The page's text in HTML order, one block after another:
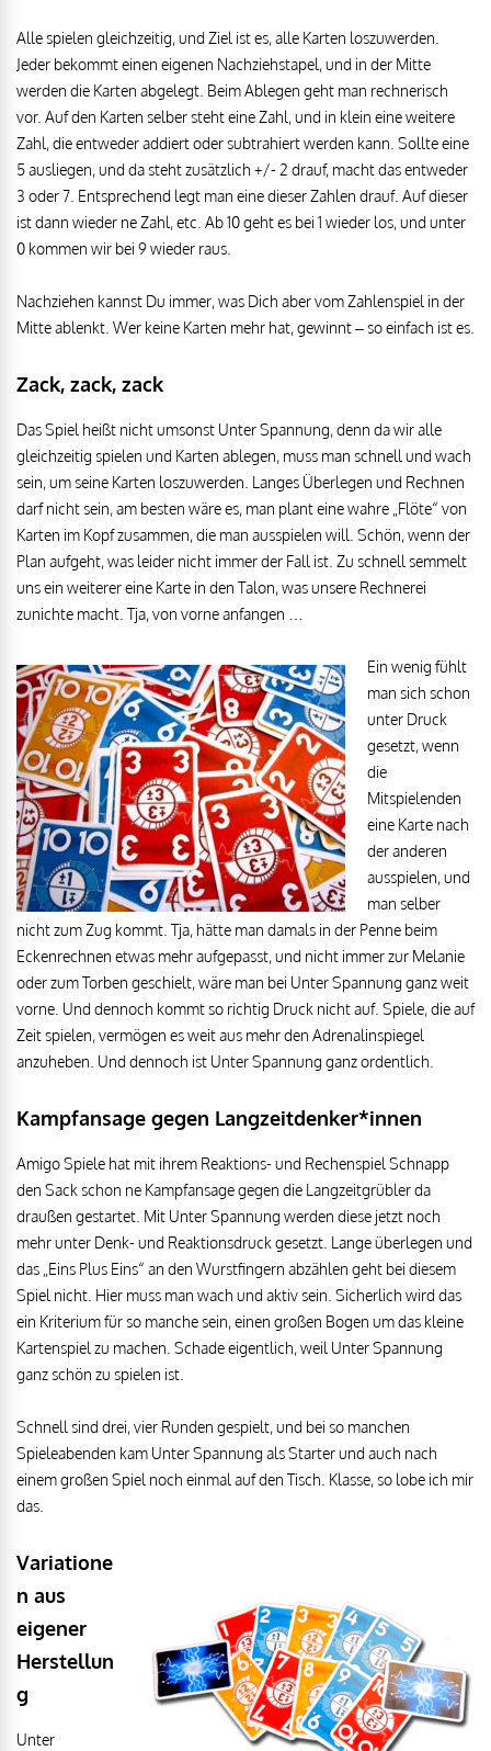
Alle spielen gleichzeitig, und Ziel ist es, alle Karten loszuwerden.
Jeder bekommt einen eigenen Nachziehstapel, und in der Mitte
werden die Karten abgelegt. Beim Ablegen geht man rechnerisch
vor. Auf den Karten selber steht eine Zahl, und in klein eine weitere
Zahl, die entweder addiert oder subtrahiert werden kann. Sollte eine
5 ausliegen, und da steht zusätzlich +/- 2 drauf, macht das entweder
3 oder 7. Entsprechend legt man eine dieser Zahlen drauf. Auf dieser
ist dann wieder ne Zahl, etc. Ab 10 geht es bei 1 wieder los, und unter
0 kommen wir bei 9 wieder raus.
Nachziehen kannst Du immer, was Dich aber vom Zahlenspiel in der
Mitte ablenkt. Wer keine Karten mehr hat, gewinnt – so einfach ist es.
Zack, zack, zack
Das Spiel heißt nicht umsonst Unter Spannung, denn da wir alle
gleichzeitig spielen und Karten ablegen, muss man schnell und wach
sein, um seine Karten loszuwerden. Langes Überlegen und Rechnen
darf nicht sein, am besten wäre es, man plant eine wahre „Flöte“ von
Karten im Kopf zusammen, die man ausspielen will. Schön, wenn der
Plan aufgeht, was leider nicht immer der Fall ist. Zu schnell semmelt
uns ein weiterer eine Karte in den Talon, was unsere Rechnerei
zunichte macht. Tja, von vorne anfangen …
Ein wenig fühlt
man sich schon
unter Druck
gesetzt, wenn
die
Mitspielenden
eine Karte nach
der anderen
ausspielen, und
man selber
nicht zum Zug kommt. Tja, hätte man damals in der Penne beim
Eckenrechnen etwas mehr aufgepasst, und nicht immer zur Melanie
oder zum Torben geschielt, wäre man bei Unter Spannung ganz weit
vorne. Und dennoch kommt so richtig Druck nicht auf. Spiele, die auf
Zeit spielen, vermögen es weit aus mehr den Adrenalinspiegel
anzuheben. Und dennoch ist Unter Spannung ganz ordentlich.
Kampfansage gegen Langzeitdenker*innen
Amigo Spiele hat mit ihrem Reaktions- und Rechenspiel Schnapp
den Sack schon ne Kampfansage gegen die Langzeitgrübler da
draußen gestartet. Mit Unter Spannung werden diese jetzt noch
mehr unter Denk- und Reaktionsdruck gesetzt. Lange überlegen und
das „Eins Plus Eins“ an den Wurstfingern abzählen geht bei diesem
Spiel nicht. Hier muss man wach und aktiv sein. Sicherlich wird das
ein Kriterium für so manche sein, einen großen Bogen um das kleine
Kartenspiel zu machen. Schade eigentlich, weil Unter Spannung
ganz schön zu spielen ist.
Schnell sind drei, vier Runden gespielt, und bei so manchen
Spieleabenden kam Unter Spannung als Starter und auch nach
einem großen Spiel noch einmal auf den Tisch. Klasse, so lobe ich mir
das.
Variatione
n aus
eigener
Herstellun
g
Unter